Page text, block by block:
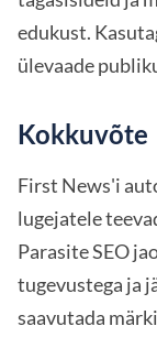
edukust.
ülevaade
Kokkuvõte
First News'i
lugejatele
Parasite SEO
tugevustega ja
saavutada